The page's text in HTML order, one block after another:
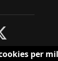
per